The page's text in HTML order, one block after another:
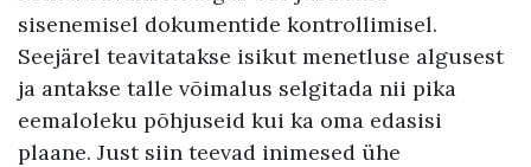
sisenemisel dokumentide kontrollimisel.
Seejärel teavitatakse isikut menetluse algusest
ja antakse talle võimalus selgitada nii pika
eemaloleku põhjuseid kui ka oma edasisi
plaane. Just siin teevad inimesed ühe